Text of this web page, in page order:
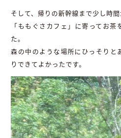
そして、帰りの新幹線まで少し時間
「ももぐさカフェ」に寄ってお
た。
森の中のような場所にひっそりと
りできてよかったです。